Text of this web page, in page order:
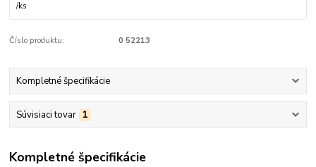
/ks
Číslo produktu: 0 52213
Kompletné špecifikácie
Súvisiaci tovar 1
Kompletné špecifikácie